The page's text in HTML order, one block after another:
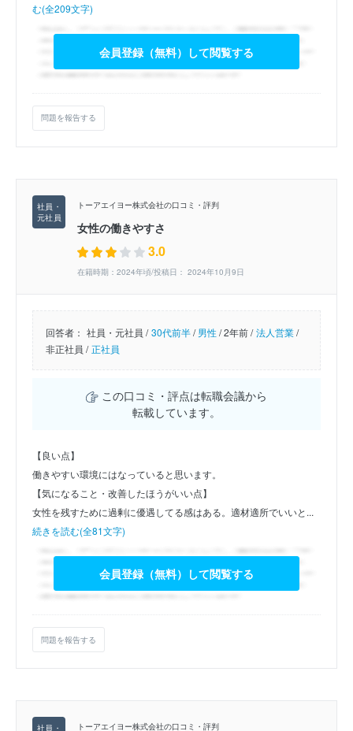
む(全209文字)
会員登録（無料）して閲覧する
問題を報告する
トーアエイヨー株式会社の口コミ・評判
女性の働きやすさ
3.0
在籍時期：2024年頃/投稿日： 2024年10月9日
回答者： 社員・元社員 / 30代前半/男性/2年前 / 法人営業/
非正社員 / 正社員
この口コミ・評点は転職会議から
転載しています。
【良い点】
働きやすい環境にはなっていると思います。
【気になること・改善したほうがいい点】
女性を残すために過剰に優遇してる感はある。適材適所でいいと...
続きを読む(全81文字)
会員登録（無料）して閲覧する
問題を報告する
トーアエイヨー株式会社の口コミ・評判